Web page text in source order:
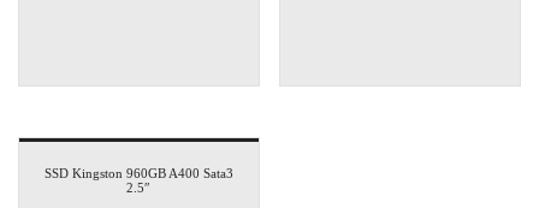
SSD Kingston 960GB A400 Sata3
2.5″